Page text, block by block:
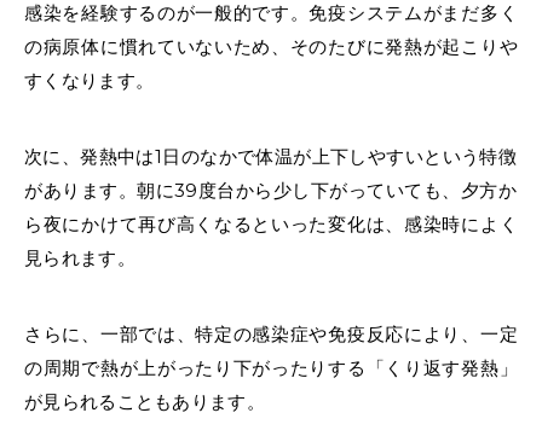
感染を経験するのが一般的です。免疫システムがまだ多く
の病原体に慣れていないため、そのたびに発熱が起こりや
すくなります。
次に、発熱中は1日のなかで体温が上下しやすいという特徴
があります。朝に39度台から少し下がっていても、夕方か
ら夜にかけて再び高くなるといった変化は、感染時によく
見られます。
さらに、一部では、特定の感染症や免疫反応により、一定
の周期で熱が上がったり下がったりする「くり返す発熱」
が見られることもあります。